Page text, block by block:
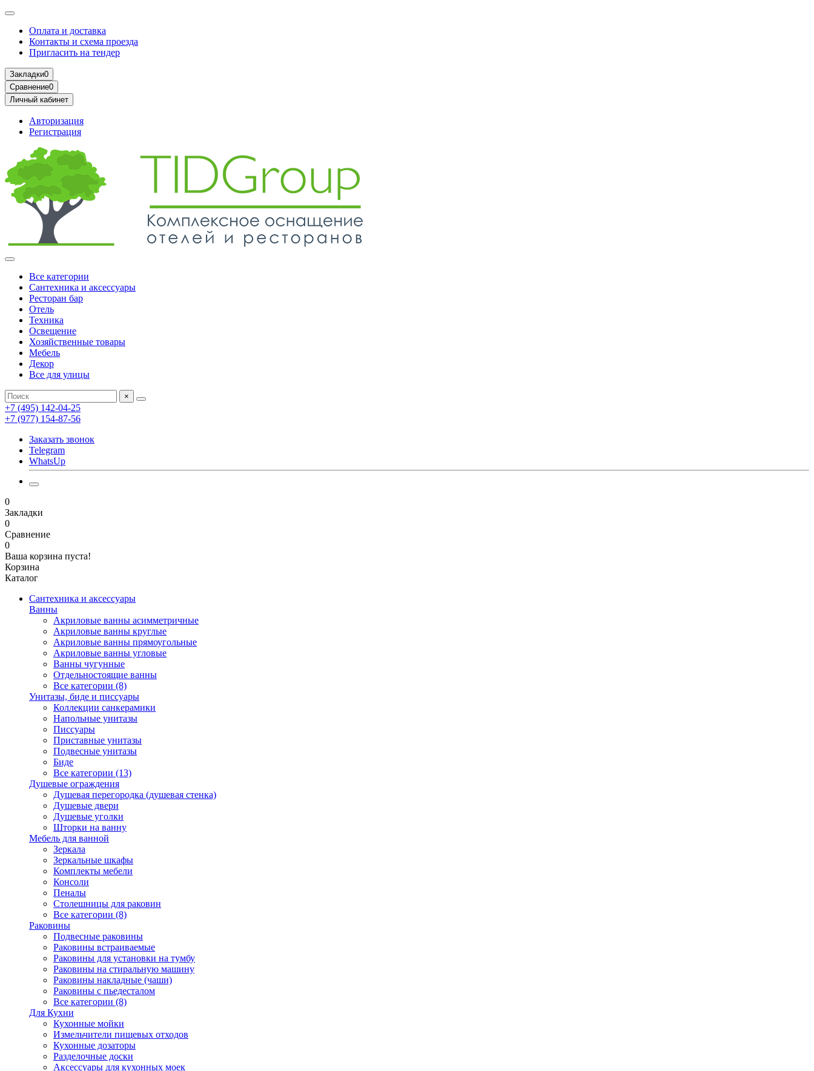
Оплата и доставка
Контакты и схема проезда
Пригласить на тендер
Закладки0
Сравнение0
Личный кабинет
Авторизация
Регистрация
Все категории
Сантехника и аксессуары
Ресторан бар
Отель
Техника
Освещение
Хозяйственные товары
Мебель
Декор
Все для улицы
×
+7 (495) 142-04-25
+7 (977) 154-87-56
Заказать звонок
Telegram
WhatsUp
0
Закладки
0
Сравнение
0
Ваша корзина пуста!
Корзина
Каталог
Сантехника и аксессуары
Ванны
Акриловые ванны асимметричные
Акриловые ванны круглые
Акриловые ванны прямоугольные
Акриловые ванны угловые
Ванны чугунные
Отдельностоящие ванны
Все категории (8)
Унитазы, биде и писсуары
Коллекции санкерамики
Напольные унитазы
Писсуары
Приставные унитазы
Подвесные унитазы
Биде
Все категории (13)
Душевые ограждения
Душевая перегородка (душевая стенка)
Душевые двери
Душевые уголки
Шторки на ванну
Мебель для ванной
Зеркала
Зеркальные шкафы
Комплекты мебели
Консоли
Пеналы
Столешницы для раковин
Все категории (8)
Раковины
Подвесные раковины
Раковины встраиваемые
Раковины для установки на тумбу
Раковины на стиральную машину
Раковины накладные (чаши)
Раковины с пьедесталом
Все категории (8)
Для Кухни
Кухонные мойки
Измельчители пищевых отходов
Кухонные дозаторы
Разделочные доски
Аксессуары для кухонных моек